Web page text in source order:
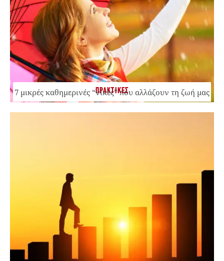
ΠΡΑΚΤΙΚΕΣ
7 μικρές καθημερινές “νίκες” που αλλάζουν τη ζωή μας